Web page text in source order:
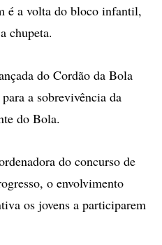
é a volta do bloco infantil,
chupeta.
do Cordão da Bola
a sobrevivência da
do Bola.
do concurso de
o envolvimento
os jovens a participarem